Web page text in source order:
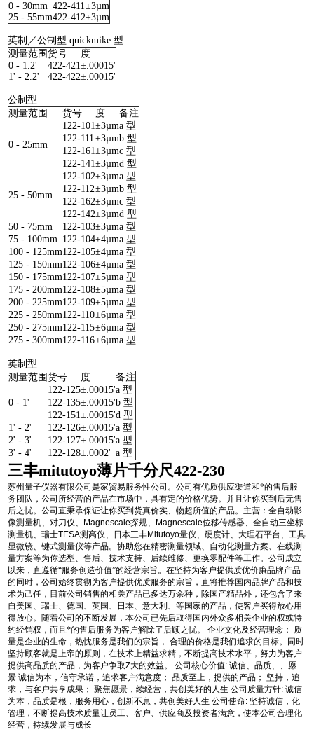
0 - 30mm 422-411±3µm
25 - 55mm422-412±3µm
英制／公制型 quickmike 型
测量范围货号
度
0 - 1.2'
422-421±.00015'
1' - 2.2'
422-422±.00015'
公制型
测量范围
货号 度 备注
0 - 25mm
122-101±3µma 型
122-111 ±3µmb 型
122-161±3µmc 型
122-141±3µmd 型
25 - 50mm
122-102±3µma 型
122-112±3µmb 型
122-162±3µmc 型
122-142±3µmd 型
50 - 75mm
122-103±3µma 型
75 - 100mm 122-104±4µma 型
100 - 125mm122-105±4µma 型
125 - 150mm122-106±4µma 型
150 - 175mm122-107±5µma 型
175 - 200mm122-108±5µma 型
200 - 225mm122-109±5µma 型
225 - 250mm122-110±6µma 型
250 - 275mm122-115±6µma 型
275 - 300mm122-116±6µma 型
英制型
测量范围货号 度 备注
0 - 1'
122-125±.00015'a 型
122-135±.00015'b 型
122-151±.00015'd 型
1' - 2'
122-126±.00015'a 型
2' - 3'
122-127±.00015'a 型
3' - 4'
122-128±.0002' a 型
三丰mitutoyo薄片千分尺422-230
苏州量子仪器有限公司是家贸易服务性公司。公司有优质供应渠道和*的售后服
务团队，公司所经营的产品在市场中，具有定的价格优势。并且让你买到后无售
后之忧。公司直秉承保证让你买到货真价实、物超所值的产品。主营：全自动影
像测量机、对刀仪、
Magnescale探规、 Magnescale位移传感器、全自动三坐标
测量机、瑞士TESA测高仪、日本三丰Mitutoyo量仪、硬度计、大理石平台、工具
显微镜、键式测量仪等产品。协助您在精密测量领域、自动化测量方案、在线测
量方案等为你选型、售后、技术支持、后续维修、更换零配件等工作。公司成立
以来，直遵循“服务创造价值”的经营宗旨。在坚持为客户提供质优价廉品牌产品
的同时，公司始终贯彻为客户提供优质服务的宗旨，直将推荐国内品牌产品和技
术为己任，目前公司销售的相关产品已多达万余种，除国产精品外，还包含了来
自美国、瑞士、德国、英国、日本、意大利、等国家的产品，使客户买得放心用
得放心。随着公司的不断发展，本公司已先后取得国内外众多相关企业的权或特
约经销权，而且*的售后服务为客户解除了后顾之忧。
企业文化及经营理念：
质
量是企业的生命，热忱服务是我们的宗旨， 合理的价格是我们追求的目标。同时
坚持顾客就是上帝的原则，在技术上精益求精，不断提高技术水平，努力为客户
提供高品质的产品，为客户争取Z大的效益。 公司核心价值:诚信、品质、、愿
景 诚信为本，信守承诺，追求客户满意度； 品质至上，提供的产品；
坚持，追
求，与客户共享成果； 聚焦愿景，续经营，共创美好的人生 公司质量方针:诚信
为本，品质是根，服务用心，创新不息，共创美好人生 公司使命: 坚持诚信，化
管理，不断提高技术质量让员工、客户、供应商及投资者满意，使本公司合理化
经营，持续发展与成长